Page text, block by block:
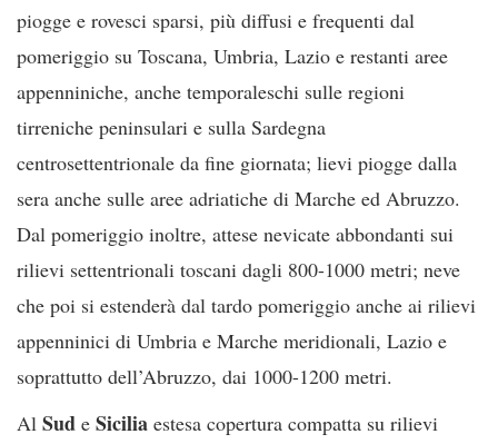
piogge e rovesci sparsi, più diffusi e frequenti dal
pomeriggio su Toscana, Umbria, Lazio e restanti aree
appenniniche, anche temporaleschi sulle regioni
tirreniche peninsulari e sulla Sardegna
centrosettentrionale da fine giornata; lievi piogge dalla
sera anche sulle aree adriatiche di Marche ed Abruzzo.
Dal pomeriggio inoltre, attese nevicate abbondanti sui
rilievi settentrionali toscani dagli 800-1000 metri; neve
che poi si estenderà dal tardo pomeriggio anche ai rilievi
appenninici di Umbria e Marche meridionali, Lazio e
soprattutto dell’Abruzzo, dai 1000-1200 metri.
Al Sud e Sicilia estesa copertura compatta su rilievi